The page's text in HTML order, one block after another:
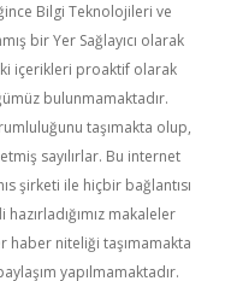
Bilgi Teknolojileri ve
bir Yer Sağlayıcı olarak
içerikleri proaktif olarak
bulunmamaktadır.
taşımakta olup,
sayılırlar. Bu internet
şirketi ile hiçbir bağlantısı
makaleler
haber niteliği taşımamakta
yapılmamaktadır.